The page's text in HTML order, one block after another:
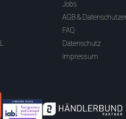
Jobs
AGB &
FAQ
Datenschutz
Impressum